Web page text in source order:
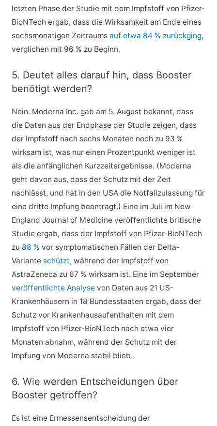
letzten Phase der Studie mit dem Impfstoff von Pfizer-
BioNTech ergab, dass die Wirksamkeit am Ende eines
sechsmonatigen Zeitraums auf etwa 84 % zurückging,
verglichen mit 96 % zu Beginn.
5. Deutet alles darauf hin, dass Booster
benötigt werden?
Nein. Moderna Inc. gab am 5. August bekannt, dass
die Daten aus der Endphase der Studie zeigen, dass
der Impfstoff nach sechs Monaten noch zu 93 %
wirksam ist, was nur einen Prozentpunkt weniger ist
als die anfänglichen Kurzzeitergebnisse. (Moderna
geht davon aus, dass der Schutz mit der Zeit
nachlässt, und hat in den USA die Notfallzulassung für
eine dritte Impfung beantragt.) Eine im Juli im New
England Journal of Medicine veröffentlichte britische
Studie ergab, dass der Impfstoff von Pfizer-BioNTech
zu 88 % vor symptomatischen Fällen der Delta-
Variante schützt, während der Impfstoff von
AstraZeneca zu 67 % wirksam ist. Eine im September
veröffentlichte Analyse von Daten aus 21 US-
Krankenhäusern in 18 Bundesstaaten ergab, dass der
Schutz vor Krankenhausaufenthalten mit dem
Impfstoff von Pfizer-BioNTech nach etwa vier
Monaten abnahm, während der Schutz mit der
Impfung von Moderna stabil blieb.
6. Wie werden Entscheidungen über
Booster getroffen?
Es ist eine Ermessensentscheidung der